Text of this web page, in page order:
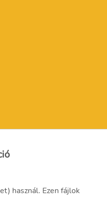
használ. Ezen fájlok